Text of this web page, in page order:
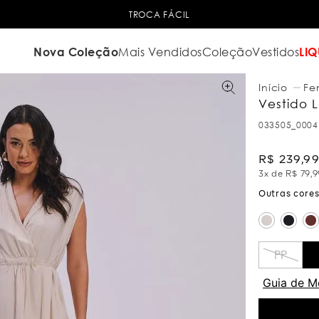
TROCA FÁCIL
Nova ColeçãoMais VendidosColeçãoVestidos
Vestido
033505_0004
R$ 239,99
3x de R$ 79,
PP
Guia de